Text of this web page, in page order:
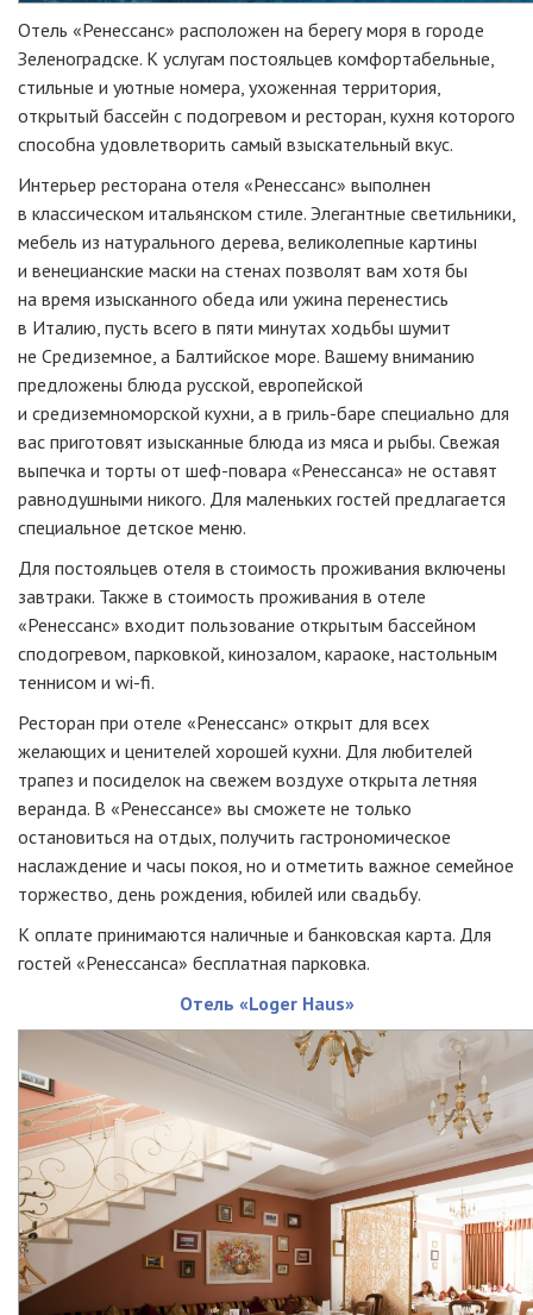
Отель «Ренессанс» расположен на берегу моря в городе
Зеленоградске. К услугам постояльцев комфортабельные,
стильные и уютные номера, ухоженная территория,
открытый бассейн с подогревом и ресторан, кухня которого
способна удовлетворить самый взыскательный вкус.
Интерьер ресторана отеля «Ренессанс» выполнен
в классическом итальянском стиле. Элегантные светильники,
мебель из натурального дерева, великолепные картины
и венецианские маски на стенах позволят вам хотя бы
на время изысканного обеда или ужина перенестись
в Италию, пусть всего в пяти минутах ходьбы шумит
не Средиземное, а Балтийское море. Вашему вниманию
предложены блюда русской, европейской
и средиземноморской кухни, а в гриль-баре специально для
вас приготовят изысканные блюда из мяса и рыбы. Свежая
выпечка и торты от шеф-повара «Ренессанса» не оставят
равнодушными никого. Для маленьких гостей предлагается
специальное детское меню.
Для постояльцев отеля в стоимость проживания включены
завтраки. Также в стоимость проживания в отеле
«Ренессанс» входит пользование открытым бассейном
cподогревом, парковкой, кинозалом, караоке, настольным
теннисом и wi-fi.
Ресторан при отеле «Ренессанс» открыт для всех
желающих и ценителей хорошей кухни. Для любителей
трапез и посиделок на свежем воздухе открыта летняя
веранда. В «Ренессансе» вы сможете не только
остановиться на отдых, получить гастрономическое
наслаждение и часы покоя, но и отметить важное семейное
торжество, день рождения, юбилей или свадьбу.
К оплате принимаются наличные и банковская карта. Для
гостей «Ренессанса» бесплатная парковка.
Отель «Loger Haus»